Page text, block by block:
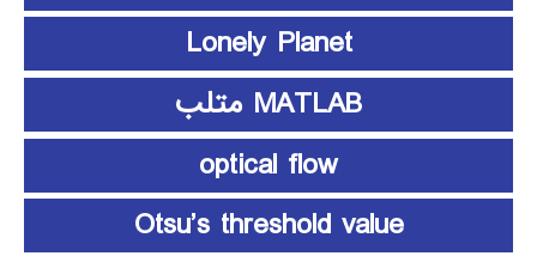
Lonely Planet
MATLAB متلب
optical flow
Otsu’s threshold value